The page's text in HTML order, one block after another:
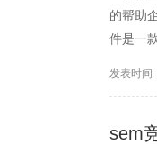
的帮助
件是一
发表时间
sem